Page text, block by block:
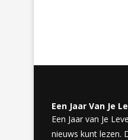
Een Jaar Van Je
Een Jaar van Je
nieuws kunt lezen.